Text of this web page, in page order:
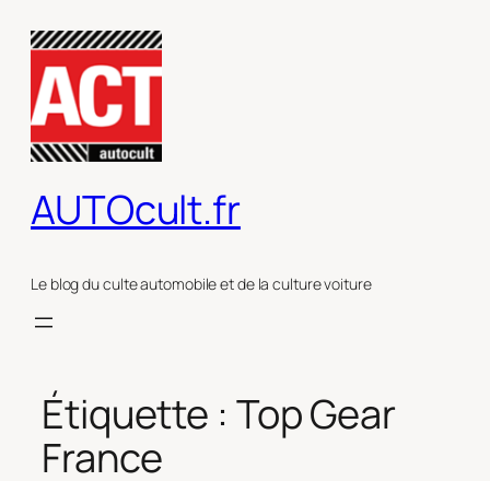
contenu
AUTOcult.fr
Le blog du culte automobile et de la culture voiture
Étiquette : Top Gear
France